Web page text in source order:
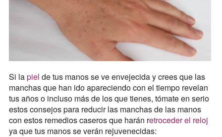
Si lapiel de tus manos se ve envejecida y crees que las
manchas que han ido apareciendo con el tiempo revelan
tus años o incluso más de los que tienes, tómate en serio
estos consejos para reducir las manchas de las manos
con estos remedios caseros que harán retroceder el reloj
ya que tus manos se verán rejuvenecidas: